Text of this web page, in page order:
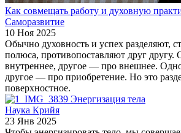
Как совмещать работу и духовную
Саморазвитие
10 Ноя 2025
Обычно духовность и успех разделяют,
полюса, противопоставляют друг
внутреннее, другое — про внешнее.
другое — про приобретение. Но это
поверхностное.
Энергизация тела
Наука Крийя
23 Янв 2025